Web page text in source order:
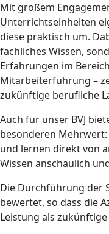
Mit großem
Unterrichtseinheiten
diese praktisch um.
fachliches Wissen,
Erfahrungen im
Mitarbeiterführung –
zukünftige berufliche
Auch für unser BVJ
besonderen
und lernen direkt von
Wissen anschaulich
Die Durchführung der
bewertet, so dass die
Leistung als